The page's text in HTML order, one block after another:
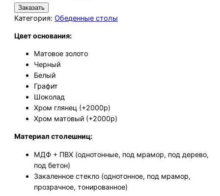
Заказать
Категория: Обеденные столы
Цвет основания:
Матовое золото
Черный
Белый
Графит
Шоколад
Хром глянец (+2000р)
Хром матовый (+2000р)
Материал столешниц:
МДФ + ПВХ (однотонные, под мрамор, под дерево,
под бетон)
Закаленное стекло (однотонное, под мрамор,
прозрачное, тонированное)